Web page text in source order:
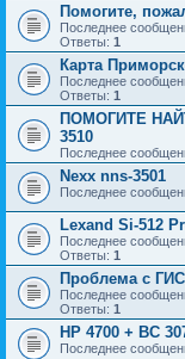
Помогите,
Последнее
Ответы: 1
Карта
Последнее
Ответы: 1
ПОМОГИТЕ
3510
Последнее
Nexx nns-3501
Последнее
Lexand Si-512
Последнее
Ответы: 1
Проблема с
Последнее
Ответы: 1
HP 4700 + BC
Последнее